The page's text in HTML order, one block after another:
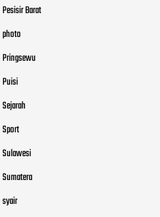
Pesisir Barat
photo
Pringsewu
Puisi
Sejarah
Sport
Sulawesi
Sumatera
syair